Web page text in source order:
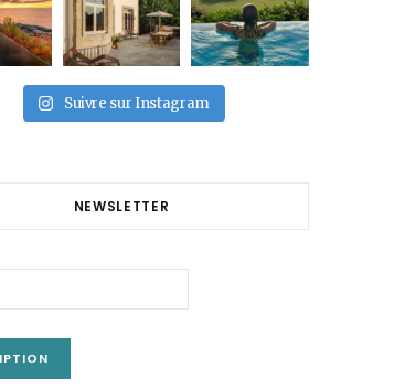
Suivre sur Instagram
NEWSLETTER